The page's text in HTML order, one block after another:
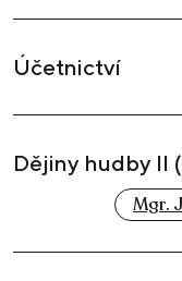
Účetnictví
Dějiny hudby II
Mgr.